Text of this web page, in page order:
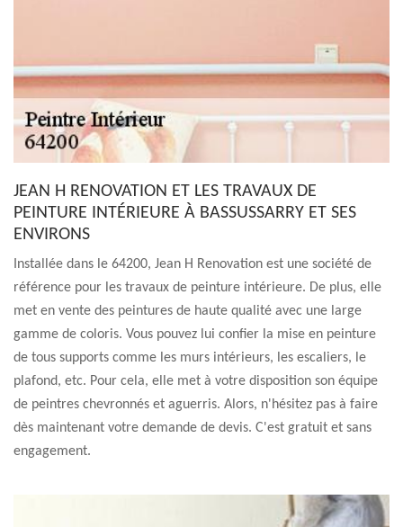
JEAN H RENOVATION ET LES TRAVAUX DE
PEINTURE INTÉRIEURE À BASSUSSARRY ET SES
ENVIRONS
Installée dans le 64200, Jean H Renovation est une société de
référence pour les travaux de peinture intérieure. De plus, elle
met en vente des peintures de haute qualité avec une large
gamme de coloris. Vous pouvez lui confier la mise en peinture
de tous supports comme les murs intérieurs, les escaliers, le
plafond, etc. Pour cela, elle met à votre disposition son équipe
de peintres chevronnés et aguerris. Alors, n'hésitez pas à faire
dès maintenant votre demande de devis. C'est gratuit et sans
engagement.